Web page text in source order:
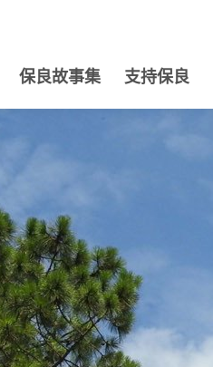
保良故事集 支持保良